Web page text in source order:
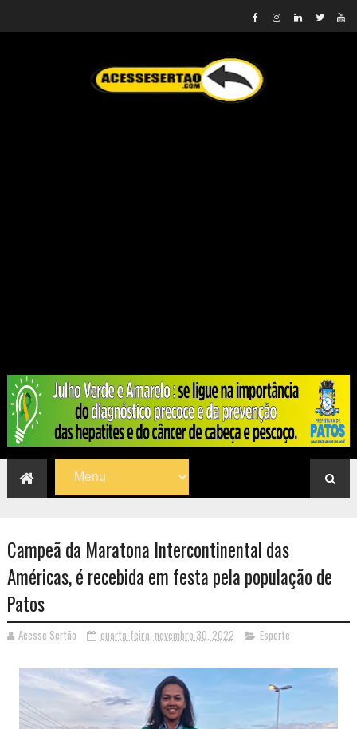
Campeã da Maratona Intercontinental das
Américas, é recebida em festa pela população de
Patos
Acesse Sertão quarta-feira, novembro 30, 2022 Esporte